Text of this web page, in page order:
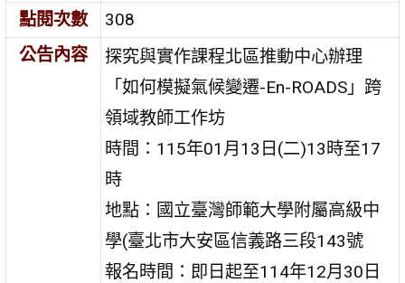
點閱次數
308
公告內容
探究與實作課程北區推動中心辦理
「如何模擬氣候變遷-En-ROADS」跨
領域教師工作坊
時間：115年01月13日(二)13時至17
時
地點：國立臺灣師範大學附屬高級中
學(臺北市大安區信義路三段143號
報名時間：即日起至114年12月30日